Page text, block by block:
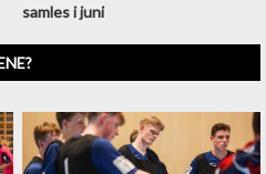
samles i juni